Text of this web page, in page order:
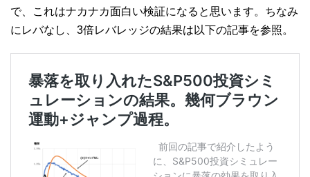
で、これはナカナカ面白い検証になると思います。ちなみ
にレバなし、3倍レバレッジの結果は以下の記事を参照。